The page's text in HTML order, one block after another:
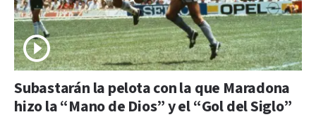
Subastarán la pelota con la que Maradona
hizo la “Mano de Dios” y el “Gol del Siglo”